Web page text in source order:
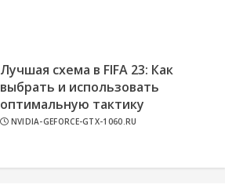
Лучшая схема в FIFA 23: Как
выбрать и использовать
оптимальную тактику
NVIDIA-GEFORCE-GTX-1060.RU